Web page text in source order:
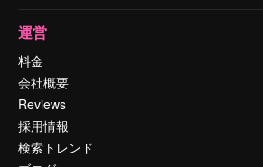
運営
料金
会社概要
Reviews
採用情報
検索トレンド